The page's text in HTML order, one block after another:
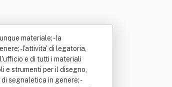
materiale; - la
- l'attivita' di legatoria,
e di tutti i materiali
e strumenti per il disegno,
segnaletica in genere; -